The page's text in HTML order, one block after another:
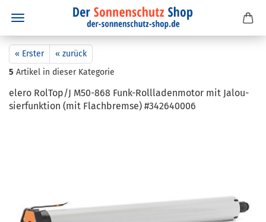
« Erster
« zurück
5 Artikel in dieser Kategorie
elero Rol­Top/J M50-​868 Funk-​Rollladenmotor mit Ja­lou­
sier­funk­ti­on (mit Flach­brem­se) #342640006